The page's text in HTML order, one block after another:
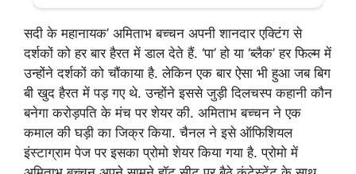
सदी के महानायक’ अमिताभ बच्चन अपनी शानदार एक्टिंग से
दर्शकों को हर बार हैरत में डाल देते हैं. ‘पा’ हो या ‘ब्लैक’ हर फिल्म में
उन्होंने दर्शकों को चौंकाया है. लेकिन एक बार ऐसा भी हुआ जब बिग
बी खुद हैरत में पड़ गए थे. उन्होंने इससे जुड़ी दिलचस्प कहानी कौन
बनेगा करोड़पति के मंच पर शेयर की. अमिताभ बच्चन ने एक
कमाल की घड़ी का जिक्र किया. चैनल ने इसे ऑफिशियल
इंस्टाग्राम पेज पर इसका प्रोमो शेयर किया गया है. प्रोमो में